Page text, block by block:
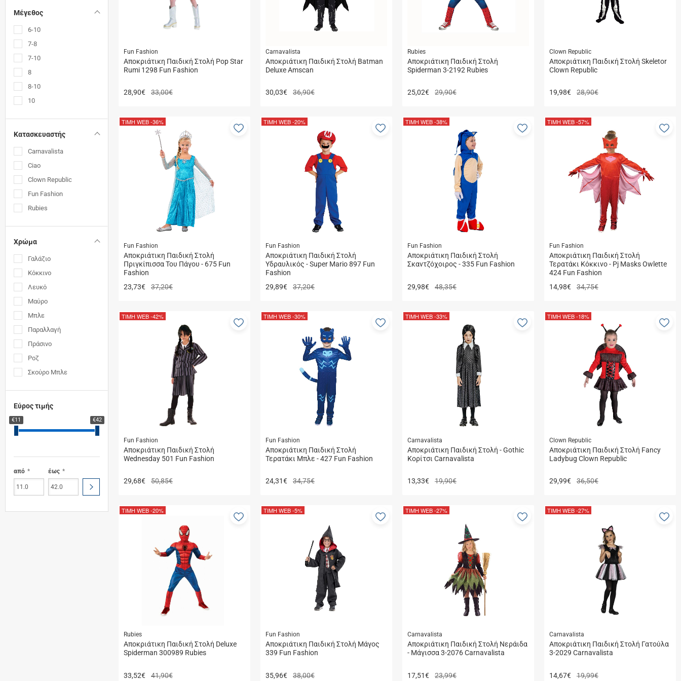
Μέγεθος
6-10
7-8
7-10
8
8-10
10
Κατασκευαστής
Carnavalista
Ciao
Clown Republic
Fun Fashion
Rubies
Χρώμα
Γαλάζιο
Κόκκινο
Λευκό
Μαύρο
Μπλε
Παραλλαγή
Πράσινο
Ροζ
Σκούρο Μπλε
Εύρος τιμής
€11 €42
από έως
ΥΠΟΒΟΛΗ
Fun Fashion
Αποκριάτικη Παιδική Στολή Pop Star
Rumi 1298 Fun Fashion
28,90€ 33,00€
Carnavalista
Αποκριάτικη Παιδική Στολή Batman
Deluxe Amscan
30,03€ 36,90€
Rubies
Αποκριάτικη Παιδική Στολή
Spiderman 3-2192 Rubies
25,02€ 29,90€
Clown Republic
Aποκριάτικη Παιδική Στολή Skeletor
Clown Republic
19,98€ 28,90€
Fun Fashion
Αποκριάτικη Παιδική Στολή
Πριγκίπισσα Του Πάγου - 675 Fun
Fashion
23,73€ 37,20€
ΤΙΜΗ WEB-36%
Προσθήκη
Fun Fashion
Αποκριάτικη Παιδική Στολή
Υδραυλικός - Super Mario 897 Fun
Fashion
29,89€ 37,20€
ΤΙΜΗ WEB-20%
Προσθήκη
Fun Fashion
Αποκριάτικη Παιδική Στολή
Σκαντζόχοιρος - 335 Fun Fashion
29,98€ 48,35€
ΤΙΜΗ WEB-38%
Προσθήκη
Fun Fashion
Αποκριάτικη Παιδική Στολή
Τερατάκι Κόκκινο - Pj Masks Owlette
424 Fun Fashion
14,98€ 34,75€
ΤΙΜΗ WEB-57%
Fun Fashion
Αποκριάτικη Παιδική Στολή
Wednesday 501 Fun Fashion
29,68€ 50,85€
ΤΙΜΗ WEB-42%
Προσθήκη
Fun Fashion
Αποκριάτικη Παιδική Στολή
Τερατάκι Μπλε - 427 Fun Fashion
24,31€ 34,75€
ΤΙΜΗ WEB-30%
Προσθήκη
Carnavalista
Aποκριάτικη Παιδική Στολή - Gothic
Κορίτσι Carnavalista
13,33€ 19,90€
ΤΙΜΗ WEB-33%
Προσθήκη
Clown Republic
Aποκριάτικη Παιδική Στολή Fancy
Ladybug Clown Republic
29,99€ 36,50€
ΤΙΜΗ WEB-18%
Rubies
Αποκριάτικη Παιδική Στολή Deluxe
Spiderman 300989 Rubies
33,52€ 41,90€
ΤΙΜΗ WEB-20%
Προσθήκη
Fun Fashion
Αποκριάτικη Παιδική Στολή Μάγος
339 Fun Fashion
35,96€ 38,00€
ΤΙΜΗ WEB-5%
Προσθήκη
Carnavalista
Αποκριάτικη Παιδική Στολή Νεράιδα
- Μάγισσα 3-2076 Carnavalista
17,51€ 23,99€
ΤΙΜΗ WEB-27%
Προσθήκη
Carnavalista
Αποκριάτικη Παιδική Στολή Γατούλα
3-2029 Carnavalista
14,67€ 19,99€
ΤΙΜΗ WEB-27%